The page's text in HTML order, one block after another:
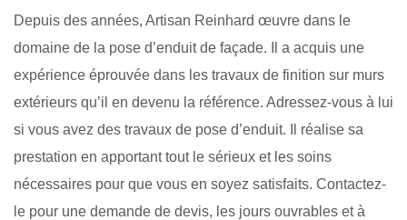
Depuis des années, Artisan Reinhard œuvre dans le
domaine de la pose d’enduit de façade. Il a acquis une
expérience éprouvée dans les travaux de finition sur murs
extérieurs qu’il en devenu la référence. Adressez-vous à lui
si vous avez des travaux de pose d’enduit. Il réalise sa
prestation en apportant tout le sérieux et les soins
nécessaires pour que vous en soyez satisfaits. Contactez-
le pour une demande de devis, les jours ouvrables et à